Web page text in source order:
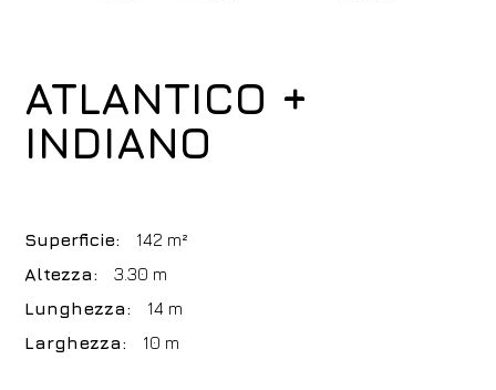
ATLANTICO +
INDIANO
Superficie:
142 m²
Altezza:
3.30 m
Lunghezza:
14 m
Larghezza:
10 m